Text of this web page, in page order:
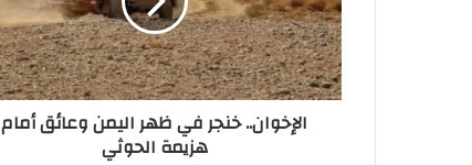
الإخوان.. خنجر في ظهر اليمن وعائق أمام
هزيمة الحوثي